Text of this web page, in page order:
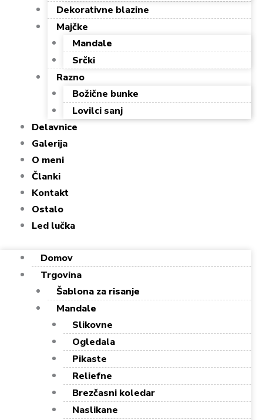
Dekorativne blazine
Majčke
Mandale
Srčki
Razno
Božične bunke
Lovilci sanj
Delavnice
Galerija
O meni
Članki
Kontakt
Ostalo
Led lučka
Domov
Trgovina
Šablona za risanje
Mandale
Slikovne
Ogledala
Pikaste
Reliefne
Brezčasni koledar
Naslikane